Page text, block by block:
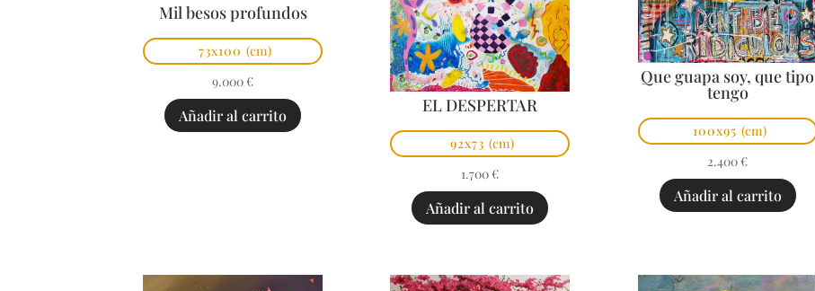
Mil besos profundos
73x100 (cm)
9.000 €
Añadir al carrito
EL DESPERTAR
92x73 (cm)
1.700 €
Añadir al carrito
Que guapa soy, que tipo
tengo
100x95 (cm)
2.400 €
Añadir al carrito